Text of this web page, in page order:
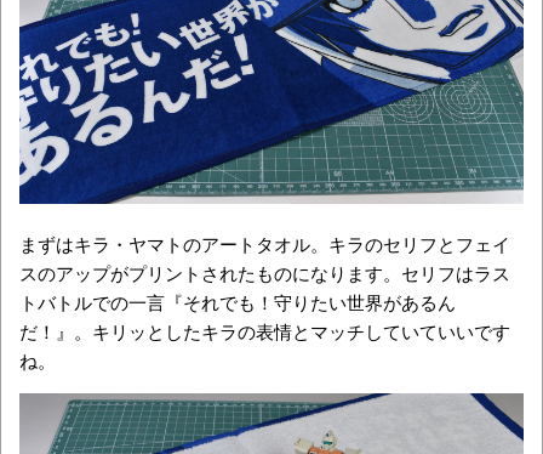
まずはキラ・ヤマトのアートタオル。キラのセリフとフェイ
スのアップがプリントされたものになります。セリフはラス
トバトルでの一言『それでも！守りたい世界があるん
だ！』。キリッとしたキラの表情とマッチしていていいです
ね。